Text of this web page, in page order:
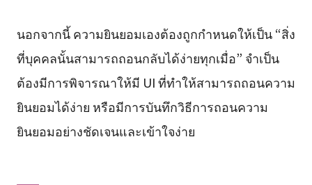
นอกจากนี้ ความยินยอมเองต้องถูกกำหนดให้เป็น “สิ่ง
ที่บุคคลนั้นสามารถถอนกลับได้ง่ายทุกเมื่อ” จำเป็น
ต้องมีการพิจารณาให้มี UI ที่ทำให้สามารถถอนความ
ยินยอมได้ง่าย หรือมีการบันทึกวิธีการถอนความ
ยินยอมอย่างชัดเจนและเข้าใจง่าย